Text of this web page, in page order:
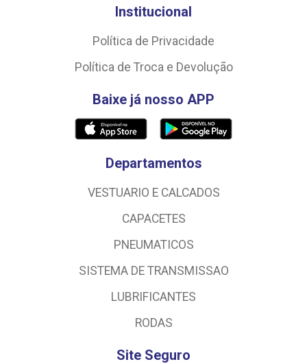
Institucional
Política de Privacidade
Política de Troca e Devolução
Baixe já nosso APP
Departamentos
VESTUARIO E CALCADOS
CAPACETES
PNEUMATICOS
SISTEMA DE TRANSMISSAO
LUBRIFICANTES
RODAS
Site Seguro